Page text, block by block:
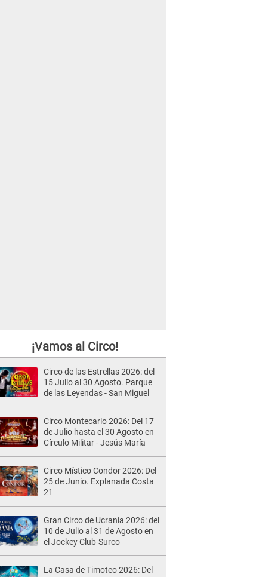
¡Vamos al Circo!
Circo de las Estrellas 2026: del
15 Julio al 30 Agosto. Parque
de las Leyendas - San Miguel
Circo Montecarlo 2026: Del 17
de Julio hasta el 30 Agosto en
Círculo Militar - Jesús María
Circo Místico Condor 2026: Del
25 de Junio. Explanada Costa
21
Gran Circo de Ucrania 2026: del
10 de Julio al 31 de Agosto en
el Jockey Club-Surco
La Casa de Timoteo 2026: Del